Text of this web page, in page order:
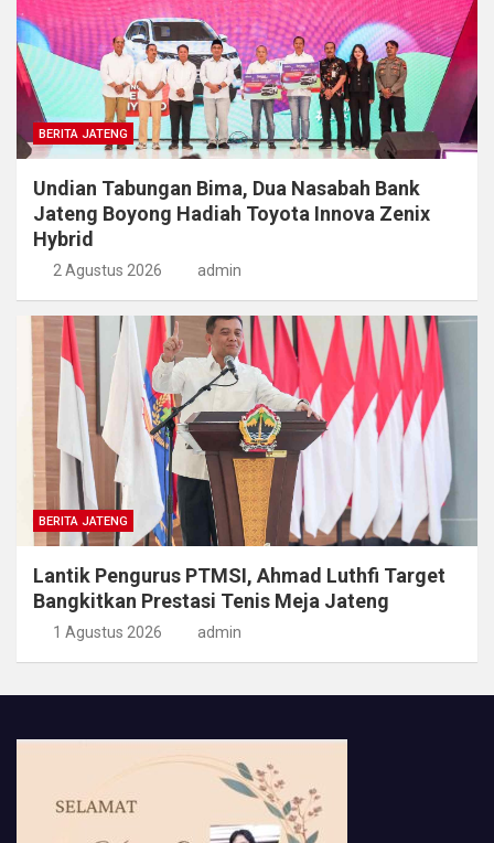
BERITA JATENG
Undian Tabungan Bima, Dua Nasabah Bank
Jateng Boyong Hadiah Toyota Innova Zenix
Hybrid
2 Agustus 2026 admin
BERITA JATENG
Lantik Pengurus PTMSI, Ahmad Luthfi Target
Bangkitkan Prestasi Tenis Meja Jateng
1 Agustus 2026 admin